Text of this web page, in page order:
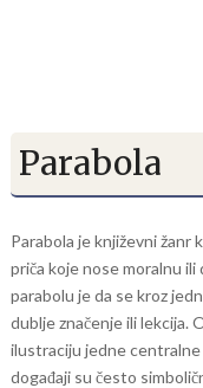
Parabola
Parabola je književni žanr
priča koje nose moralnu
parabolu je da se kroz
dublje značenje ili lekcija.
ilustraciju jedne centralne
događaji su često